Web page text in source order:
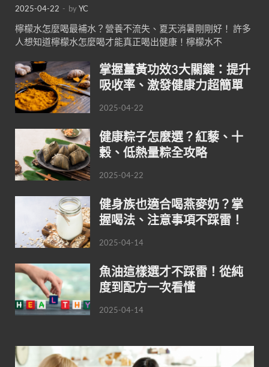
2025-04-22 - byYC
檸檬水怎麼喝最補水？營養不流失、夏天消暑剛剛好！ 許多
人想知道檸檬水怎麼喝才能真正喝出健康！檸檬水不
掌握薑黃功效3大關鍵：提升
吸收率、激發健康力超簡單
2025-04-22
健康粽子怎麼選？紅藜、十
穀、低熱量粽全攻略
2025-04-22
健身族也適合喝燕麥奶？掌
握喝法、注意事項不踩雷！
2025-04-14
魚油這樣選才不踩雷！從純
度到配方一次看懂
2025-04-14